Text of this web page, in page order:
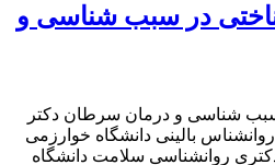
در سبب شناسی و
شناسی و درمان سرطان دکتر
بالینی دانشگاه خوارزمی
روانشناسی سلامت دانشگاه